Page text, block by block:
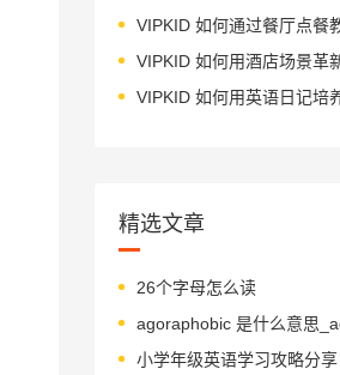
精选文章
26个字母怎么读
小学年级英语学习攻略分享